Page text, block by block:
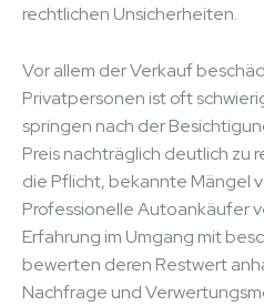
rechtlichen Unsicherheiten.
Vor allem der Verkauf
Privatpersonen ist oft
springen nach der
Preis nachträglich deutlich zu
die Pflicht, bekannte Mängel
Professionelle Autoankäufer
Erfahrung im Umgang mit
bewerten deren Restwert
Nachfrage und